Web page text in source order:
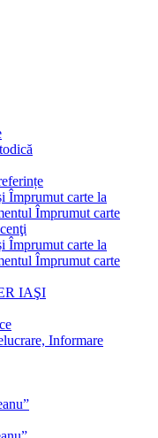
Împrumut carte la
Împrumut carte
Împrumut carte la
Împrumut carte
IAŞI
Informare